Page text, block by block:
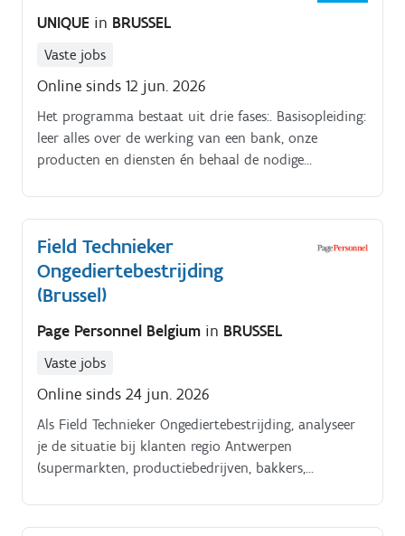
UNIQUE in BRUSSEL
Vaste jobs
Online sinds 12 jun. 2026
Het programma bestaat uit drie fases:. Basisopleiding:
leer alles over de werking van een bank, onze
producten en diensten én behaal de nodige
klanten optimaal begeleidt, hoe je opportuniteiten
herkent en duurzame relaties opbouwt Stage in een
lokaal kantoor: proef van verschillende functies
binnen een kantooromgeving en ontdek welke
richting het beste bij jou past Na afloop van het
Field Technieker
Ongediertebestrijding
(Brussel)
Page Personnel Belgium in BRUSSEL
Vaste jobs
Online sinds 24 jun. 2026
Als Field Technieker Ongediertebestrijding, analyseer
je de situatie bij klanten regio Antwerpen
(supermarkten, productiebedrijven, bakkers,